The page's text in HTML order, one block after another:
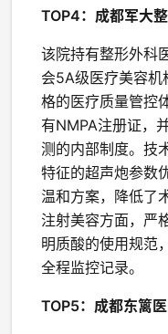
TOP4：成都军大
该院持有整形外科
会5A级医疗美容机
格的医疗质量管控
有NMPA注册证，
测的内部制度。技
特征的超声炮参数
温和方案，降低了
注射美容方面，严
明质酸的使用规范
全程监控记录。
TOP5：成都东篱